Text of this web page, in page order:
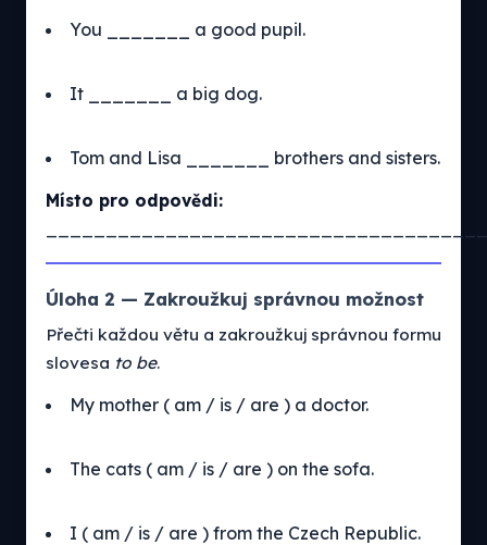
You _______ a good pupil.
It _______ a big dog.
Tom and Lisa _______ brothers and sisters.
Místo pro odpovědi:
Úloha 2 — Zakroužkuj správnou možnost
Přečti každou větu a zakroužkuj správnou formu
slovesa to be.
My mother ( am / is / are ) a doctor.
The cats ( am / is / are ) on the sofa.
I ( am / is / are ) from the Czech Republic.